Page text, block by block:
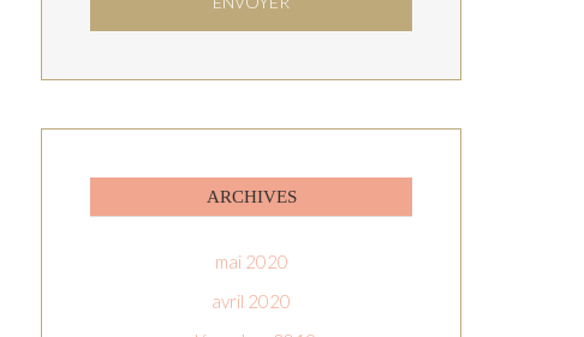
ARCHIVES
mai 2020
avril 2020